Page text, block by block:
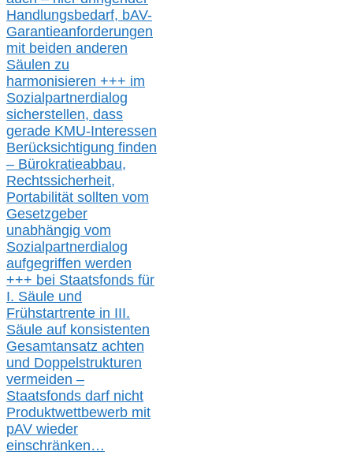
Handlungsbedarf, bAV-
Garantieanforderungen
mit beiden anderen
Säulen zu
harmonisieren +++ im
Sozialpartnerdialog
sicherstellen, dass
gerade KMU-Interessen
Berücksichtigung finden
– Bürokratieabbau,
Rechtssicherheit,
Portabilität sollten vom
Gesetzgeber
unabhängig vom
Sozialpartnerdialog
aufgegriffen werden
+++ bei Staatsfonds für
I. Säule und
Frühstartrente in III.
Säule auf konsistenten
Gesamtansatz achten
und Doppelstrukturen
vermeiden –
Staatsfonds darf nicht
Produktwettbewerb mit
pAV wieder
einschränken…